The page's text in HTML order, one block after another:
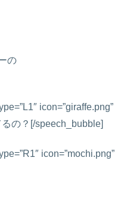
の
icon=”giraffe.png”
の？[/speech_bubble]
icon=”mochi.png”